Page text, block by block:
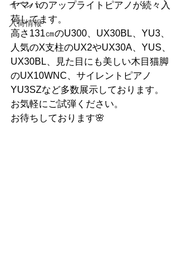
イベント
入荷情報
ヤマハのアップライトピアノが続々入
荷してます。
高さ131㎝のU300、UX30BL、YU3、
人気のX支柱のUX2やUX30A、YUS、
UX30BL、見た目にも美しい木目猫脚
のUX10WNC、サイレントピアノ
YU3SZなど多数展示しております。
お気軽にご試弾ください。
お待ちしております🌸